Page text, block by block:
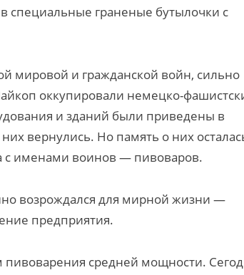
специальные граненые бутылочки с
мировой и гражданской войн, сильно
оккупировали немецко-
и зданий были приведены в
вернулись. Но память о них
с именами воинов — пивоваров.
возрождался для мирной жизни —
предприятия.
пивоварения средней мощности.